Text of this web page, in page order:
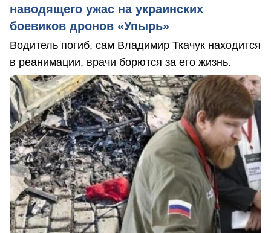
наводящего ужас на украинских
боевиков дронов «Упырь»
Водитель погиб, сам Владимир Ткачук находится
в реанимации, врачи борются за его жизнь.